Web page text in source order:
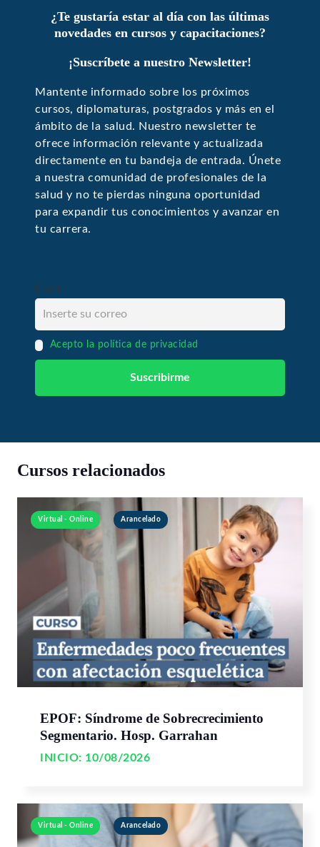
¿Te gustaría estar al día con las últimas
novedades en cursos y capacitaciones?
¡Suscríbete a nuestro Newsletter!
Mantente informado sobre los próximos
cursos, diplomaturas, postgrados y más en el
ámbito de la salud. Nuestro newsletter te
ofrece información relevante y actualizada
directamente en tu bandeja de entrada. Únete
a nuestra comunidad de profesionales de la
salud y no te pierdas ninguna oportunidad
para expandir tus conocimientos y avanzar en
tu carrera.
Email
Acepto la política de privacidad
Cursos relacionados
Virtual - Online Arancelado
EPOF: Síndrome de Sobrecrecimiento
Segmentario. Hosp. Garrahan
INICIO: 10/08/2026
Virtual - Online Arancelado